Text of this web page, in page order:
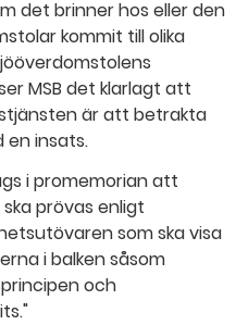
det brinner hos eller den
kommit till olika
MSB det klarlagt att
är att betrakta
en insats.
i promemorian att
prövas enligt
som ska visa
i balken såsom
och